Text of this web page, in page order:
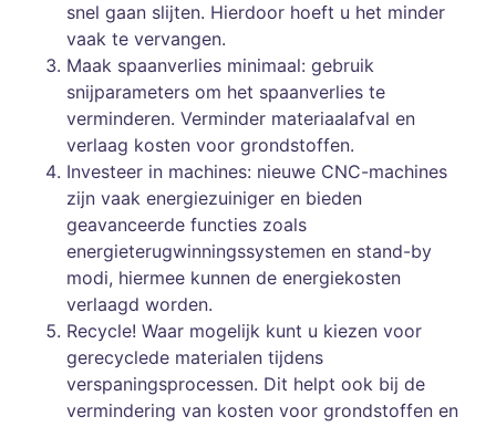
snel gaan slijten. Hierdoor hoeft u het minder
vaak te vervangen.
Maak spaanverlies minimaal: gebruik
snijparameters om het spaanverlies te
verminderen. Verminder materiaalafval en
verlaag kosten voor grondstoffen.
Investeer in machines: nieuwe CNC-machines
zijn vaak energiezuiniger en bieden
geavanceerde functies zoals
energieterugwinningssystemen en stand-by
modi, hiermee kunnen de energiekosten
verlaagd worden.
Recycle! Waar mogelijk kunt u kiezen voor
gerecyclede materialen tijdens
verspaningsprocessen. Dit helpt ook bij de
vermindering van kosten voor grondstoffen en